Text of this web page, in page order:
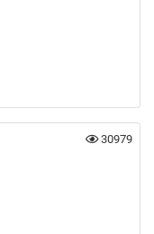
30979